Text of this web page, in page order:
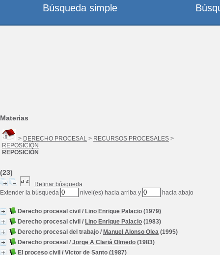
Materias
> DERECHO PROCESAL > RECURSOS PROCESALES >
REPOSICIÓN
REPOSICIÓN
(23)
Refinar búsqueda
Extender la búsqueda
nivel(es) hacia arriba y hacia abajo
Derecho procesal civil / Lino Enrique Palacio (1979)
Derecho procesal civil / Lino Enrique Palacio (1983)
Derecho procesal del trabajo / Manuel Alonso Olea (1995)
Derecho procesal / Jorge A Clariá Olmedo (1983)
El proceso civil / Victor de Santo (1987)
Búsqueda simple